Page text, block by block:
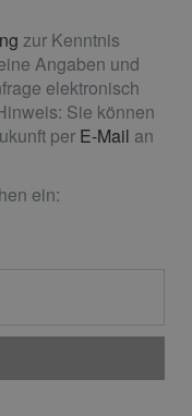
zur Kenntnis
Angaben und
elektronisch
Sie können
per E-Mail an
ein: